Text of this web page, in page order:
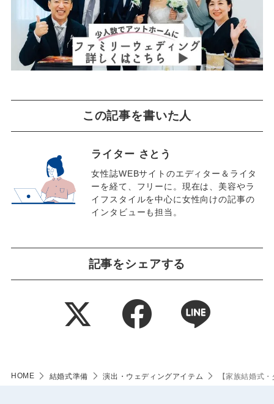
この記事を書いた人
ライター さとう
女性誌WEBサイトのエディター＆ライタ
ーを経て、フリーに。現在は、美容やラ
イフスタイルを中心に女性向けの記事の
インタビューも担当。
記事をシェアする
HOME 結婚式準備 演出・ウェディングアイテム 【家族結婚式